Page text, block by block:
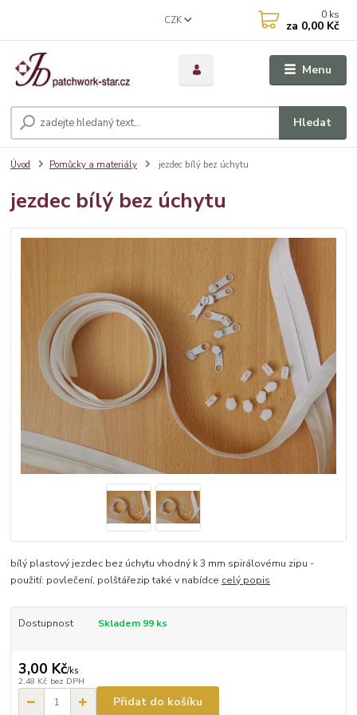
Menu
CZK
Hledat
0 ks
za 0,00 Kč
Úvod Pomůcky a materiály jezdec bílý bez úchytu
jezdec bílý bez úchytu
bílý plastový jezdec bez úchytu vhodný k 3 mm spirálovému zipu -
použití: povlečení, polštářezip také v nabídce celý popis
Dostupnost Skladem 99 ks
3,00 Kč/ks
2,48 Kč bez DPH
Přidat do košíku